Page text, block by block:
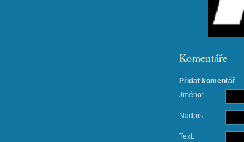
Komentáře
Přidat komentář
Jméno:
Nadpis:
Text: